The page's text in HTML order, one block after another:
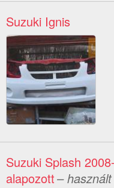
Suzuki Ignis
Suzuki Splash
alapozott– használt